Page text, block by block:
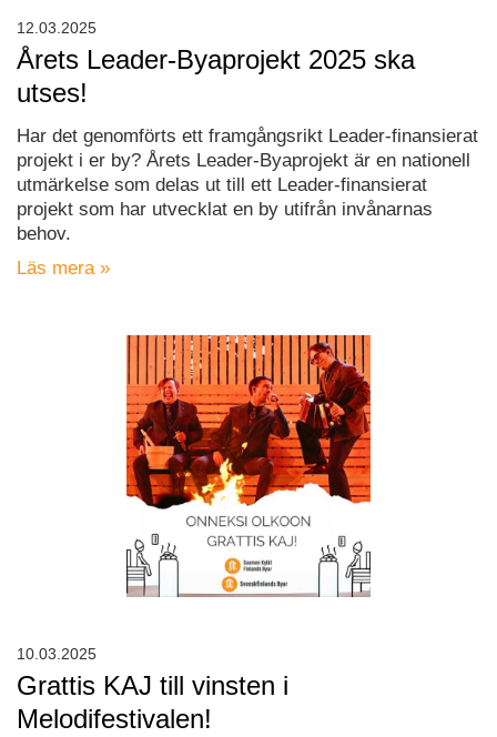
Årets Leader-Byaprojekt 2025 ska
utses!
Har det genomförts ett framgångsrikt Leader-finansierat
projekt i er by? Årets Leader-Byaprojekt är en nationell
utmärkelse som delas ut till ett Leader-finansierat
projekt som har utvecklat en by utifrån invånarnas
behov.
Läs mera »
12.03.2025
Grattis KAJ till vinsten i
Melodifestivalen!
10.03.2025